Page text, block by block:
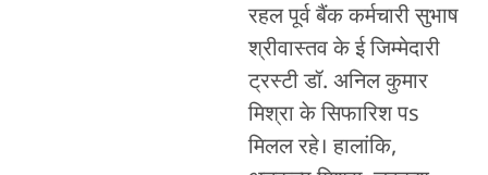
रहल पूर्व बैंक कर्मचारी सुभाष
श्रीवास्तव के ई जिम्मेदारी
ट्रस्टी डॉ. अनिल कुमार
मिश्रा के सिफारिश पs
मिलल रहे। हालांकि,